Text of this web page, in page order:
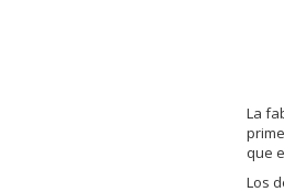
La
que
Los